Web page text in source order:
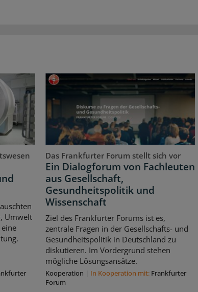
Umwelt
Das Frankfurter Forum stellt sich vor
Ein Dialogforum von Fachleuten
aus Gesellschaft,
Gesundheitspolitik und
Wissenschaft
Ziel des Frankfurter Forums ist es,
zentrale Fragen in der Gesellschafts- und
Gesundheitspolitik in Deutschland zu
diskutieren. Im Vordergrund stehen
mögliche Lösungsansätze.
Kooperation | In Kooperation mit: Frankfurter
Forum